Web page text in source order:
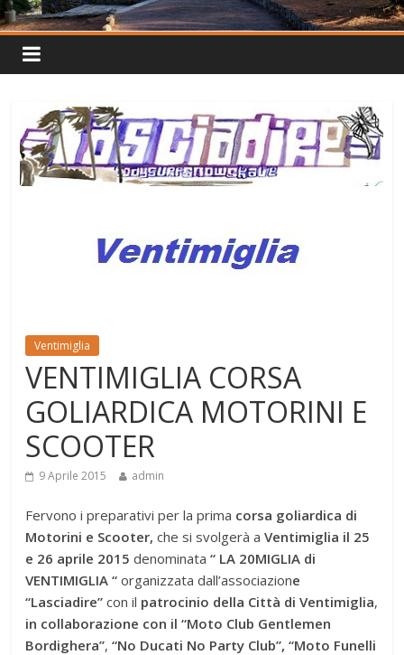
Ventimiglia
VENTIMIGLIA CORSA
GOLIARDICA MOTORINI E
SCOOTER
9 Aprile 2015 admin
Fervono i preparativi per la prima corsa goliardica di
Motorini e Scooter,che si svolgerà aVentimiglia il 25
e 26 aprile 2015denominata“ LA 20MIGLIA di
VENTIMIGLIA “ organizzata dall’associazione
“Lasciadire”con il patrocinio della Città di Ventimiglia,
in collaborazione con il “Moto Club Gentlemen
Bordighera”, “No Ducati No Party Club”, “Moto Funelli